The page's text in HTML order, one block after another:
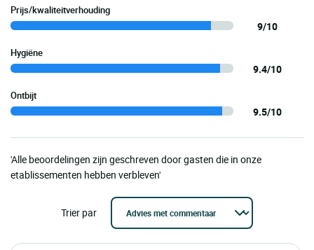
Prijs/kwaliteitverhouding
9/10
Hygiëne
9.4/10
Ontbijt
9.5/10
'Alle beoordelingen zijn geschreven door gasten die in onze
etablissementen hebben verbleven'
Trier par